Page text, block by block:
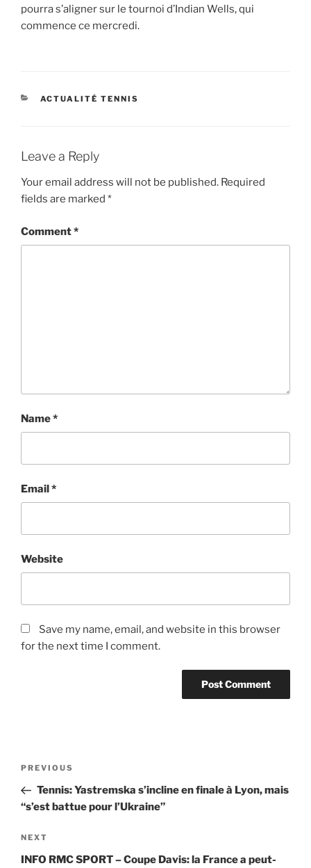
pourra s’aligner sur le tournoi d’Indian Wells, qui
commence ce mercredi.
CATEGORIES
ACTUALITÉ TENNIS
Leave a Reply
Your email address will not be published. Required
fields are marked *
Comment*
Name*
Email*
Website
Save my name, email, and website in this browser
for the next time I comment.
Previous
Post
PREVIOUS
Tennis: Yastremska s’incline en finale à Lyon, mais
“s’est battue pour l’Ukraine”
Next
Post
NEXT
INFO RMC SPORT – Coupe Davis: la France a peut-